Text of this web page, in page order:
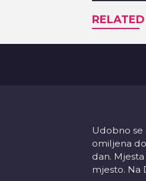
RELATED
Udobno se
omiljena
dan.
mjesto. Na